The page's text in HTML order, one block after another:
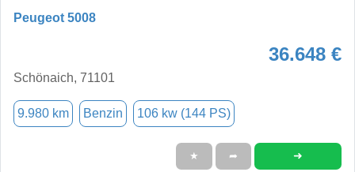
Peugeot 5008
36.648 €
Schönaich, 71101
9.980 km Benzin 106 kw (144 PS)
★ ➦ ➜